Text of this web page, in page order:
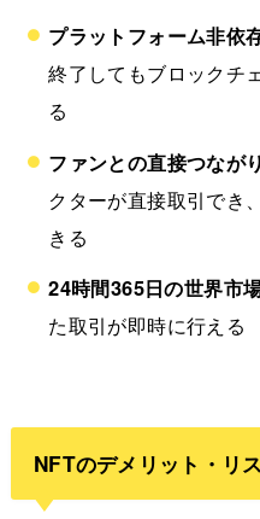
プラットフォーム非依
終了してもブロックチ
る
ファンとの直接つながり
クターが直接取引でき
きる
24時間365日の世界市
た取引が即時に行える
NFTのデメリット・リ